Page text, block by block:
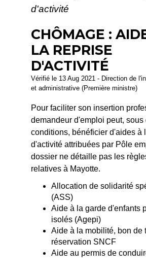
d'activité
CHÔMAGE :
LA REPRISE
D'ACTIVITÉ
Vérifié le 13 Aug 2021 - Direction de
et administrative (Première ministre)
Pour faciliter son insertion
demandeur d'emploi peut, sous
conditions, bénéficier d'aides à
d'activité attribuées par Pôle
dossier ne détaille pas les
relatives à Mayotte.
Allocation de solidarité
(ASS)
Aide à la garde d'enfants
isolés (Agepi)
Aide à la mobilité, bon de
réservation SNCF
Aide au permis de